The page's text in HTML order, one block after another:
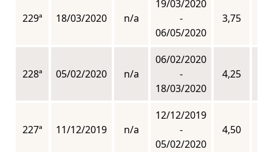
229ª 18/03/2020 n/a
19/03/2020
-
06/05/2020
3,75
228ª 05/02/2020 n/a
06/02/2020
-
18/03/2020
4,25
227ª 11/12/2019 n/a
12/12/2019
-
05/02/2020
4,50